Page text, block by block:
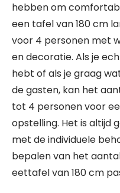
hebben om
een tafel van 180 cm
voor 4 personen met
en decoratie. Als je
hebt of als je graag
de gasten, kan het
tot 4 personen voor
opstelling. Het is altijd
met de individuele
bepalen van het
eettafel van 180 cm